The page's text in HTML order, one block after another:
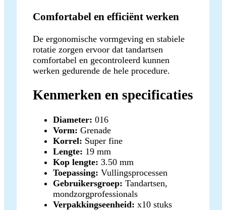
Comfortabel en efficiënt werken
De ergonomische vormgeving en stabiele
rotatie zorgen ervoor dat tandartsen
comfortabel en gecontroleerd kunnen
werken gedurende de hele procedure.
Kenmerken en specificaties
Diameter: 016
Vorm: Grenade
Korrel: Super fine
Lengte: 19 mm
Kop lengte: 3.50 mm
Toepassing: Vullingsprocessen
Gebruikersgroep: Tandartsen,
mondzorgprofessionals
Verpakkingseenheid: x10 stuks